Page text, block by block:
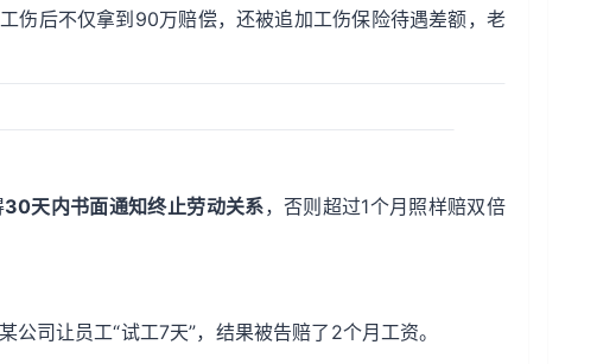
伤后不仅拿到90万赔偿，还被追加工伤保险待遇差额，老
30天内书面通知终止劳动关系，否则超过1个月照样赔双倍
公司让员工“试工7天”，结果被告赔了2个月工资。